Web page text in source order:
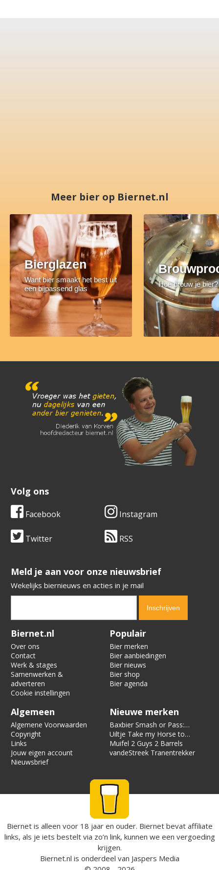
Meer bier op Biernet.nl
Bierglazen
Want bier smaakt het best uit
een bijpassend glas
Hoe brouw je bier?
Volg ons
Facebook Instagram
Twitter RSS
​​​​​​​Meld je aan voor onze nieuwsbrief
Wekelijks biernieuws en acties in je mail
Verification code:
Biernet.nl
Over ons
Contact
Werk & stages
Samenwerken &
adverteren
Cookie instellingen
Populair
Bier merken
Bier aanbiedingen
Bier nieuws
Bier shop
Bier agenda
Algemeen
Algemene Voorwaarden
Copyright
Links
Jouw eigen account
Nieuwsbrief
Nieuwe merken
Baxbier Smash or Pass:
Strata
Uiltje Take my Horse to
the Hotel Room
Muifel 2 Guys 2 Barrels
vandeStreek Tranentrekker
Biernet is alleen voor 18 jaar en ouder. Biernet bevat affiliate
links, als je iets bestelt via zo’n link, kunnen we een vergoeding
krijgen.
Biernet.nl is onderdeel van Jaspers Media